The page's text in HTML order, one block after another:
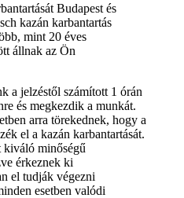
Budapest és
kazán karbantartás
mint 20 éves
állnak az Ön
a jelzéstől számított 1 órán
és megkezdik a munkát.
arra törekednek, hogy a
el a kazán karbantartását.
kiváló minőségű
érkeznek ki
el tudják végezni
esetben valódi